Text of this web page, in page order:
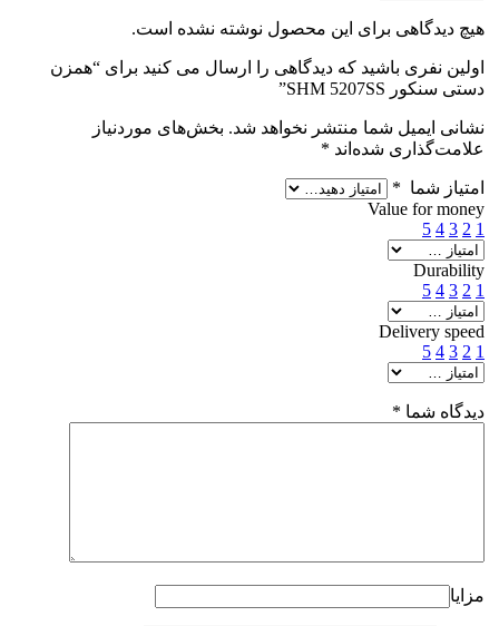
هیچ دیدگاهی برای این محصول نوشته نشده است.
اولین نفری باشید که دیدگاهی را ارسال می کنید برای “همزن
دستی سنکور SHM 5207SS”
نشانی ایمیل شما منتشر نخواهد شد. بخش‌های موردنیاز
علامت‌گذاری شده‌اند *
امتیاز شما *
Value for money
1
2
3
4
5
Durability
1
2
3
4
5
Delivery speed
1
2
3
4
5
دیدگاه شما *
مزایا